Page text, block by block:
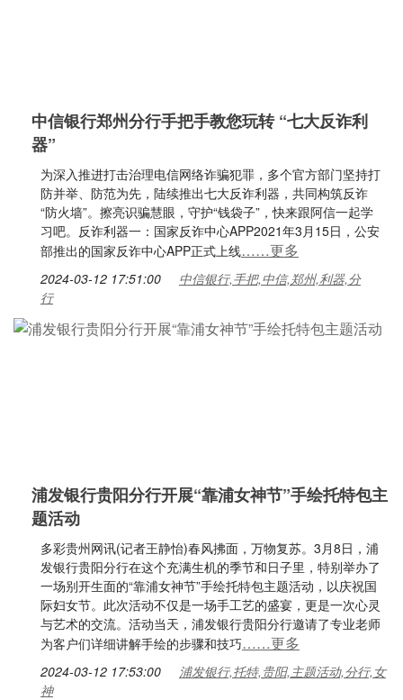
中信银行郑州分行手把手教您玩转 “七大反诈利
器”
为深入推进打击治理电信网络诈骗犯罪，多个官方部门坚持打
防并举、防范为先，陆续推出七大反诈利器，共同构筑反诈
“防火墙”。擦亮识骗慧眼，守护“钱袋子”，快来跟阿信一起学
习吧。反诈利器一：国家反诈中心APP2021年3月15日，公安
部推出的国家反诈中心APP正式上线……更多
2024-03-12 17:51:00
中信银行,手把,中信,郑州,利器,分
行
浦发银行贵阳分行开展“靠浦女神节”手绘托特包主
题活动
多彩贵州网讯(记者王静怡)春风拂面，万物复苏。3月8日，浦
发银行贵阳分行在这个充满生机的季节和日子里，特别举办了
一场别开生面的“靠浦女神节”手绘托特包主题活动，以庆祝国
际妇女节。此次活动不仅是一场手工艺的盛宴，更是一次心灵
与艺术的交流。活动当天，浦发银行贵阳分行邀请了专业老师
为客户们详细讲解手绘的步骤和技巧……更多
2024-03-12 17:53:00
浦发银行,托特,贵阳,主题活动,分行,女
神